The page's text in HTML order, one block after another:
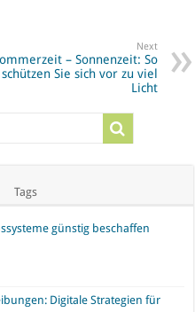
Next
– Sonnenzeit: So
schützen Sie sich vor zu viel
Licht
Tags
günstig beschaffen
Digitale Strategien für